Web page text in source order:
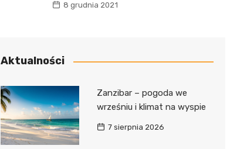
8 grudnia 2021
Aktualności
Zanzibar – pogoda we
wrześniu i klimat na wyspie
7 sierpnia 2026